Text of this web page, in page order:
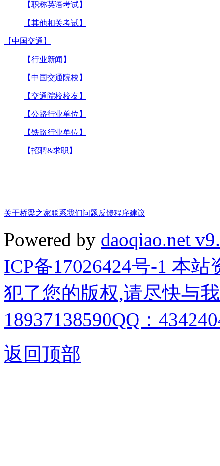
【职称英语考试】
【其他相关考试】
【中国交通】
【行业新闻】
【中国交通院校】
【交通院校校友】
【公路行业单位】
【铁路行业单位】
【招聘&求职】
关于桥梁之家联系我们问题反馈程序建议
Powered by daoqiao.net
ICP备17026424号-1 本
犯了您的版权,请尽快与
18937138590QQ：
返回顶部